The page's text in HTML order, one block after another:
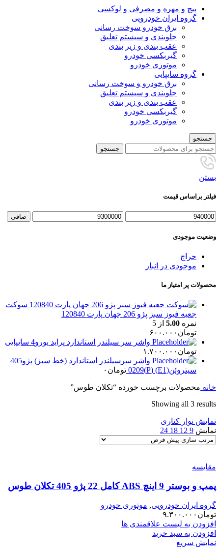
پیچ و مهره و مصرفی و لوکسی
گروه ایران خودرویی
برق خودرو سوخت رسانی
جلوبندی و سیستم تعلیق
عقب بندی و زیر بندی
گیربکسی خودرو
موتوری خودرو
گروه سایپایی
برق خودرو و سوخت رسانی
جلوبندی و سیستم تعلیق
عقب بندی و زیر بندی
گیربکسی خودرو
موتوری خودرو
جستجو
جستجو
بستن
فیلتر براساس قیمت
حداقل
حداكثر
صافی
وضعیت موجودی
حراج
موجودی در انبار
محصولات پر امتیاز ما
سوکت
جعبه فیوز سبز پژو 206 جهان پارت 120840
نمره 5.00 از 5
تومان ۶۰۰.۰۰۰
واشر سر سیلندر استاندارد پراید یورو4 سایپایی
تومان ۱.۷۰۰.۰۰۰
واشر سرسیلندر استاندارد (خط سبز) پژو405
سیتروئن(E1) (P)0209
تومان ۰
خانه محصولات برچسب خورده “تکلان طوس”
Showing all 3 results
نمایش نوار کناری
نمایش 9
12
18
24
مقایسه
پمپ و بوستر 9 اینچ ABS کامل 22 پژو 405 تکلان طوس
گروه ایران خودرویی, موتوری خودرو
تومان ۹.۳۰۰.۰۰۰
افزودن به لیست علاقمندی ها
افزودن به سبد خرید
نمایش سریع